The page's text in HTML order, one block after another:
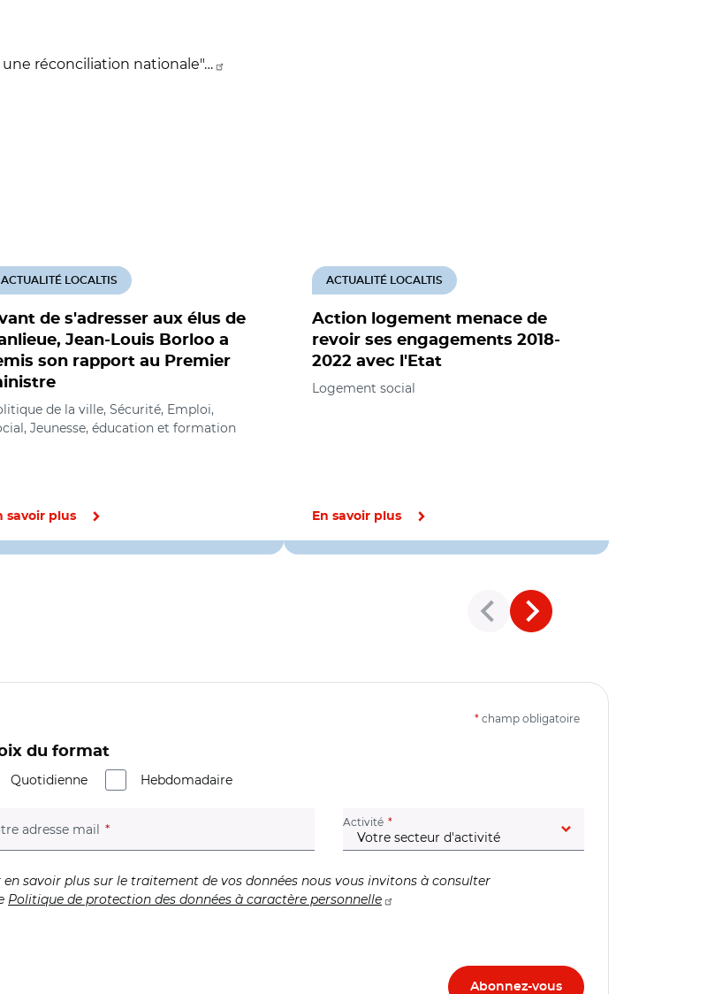
réconciliation nationale"…
de s'adresser aux élus de
Jean-Louis Borloo a
son rapport au Premier
ACTUALITÉ LOCALTIS
de la ville, Sécurité, Emploi,
Jeunesse, éducation et formation
savoir plus
Action logement menace de
revoir ses engagements 2018-
2022 avec l'Etat
ACTUALITÉ LOCALTIS
Logement social
En savoir plus
* champ obligatoire
du format
Quotidienne
Hebdomadaire
adresse mail (champ obligatoire) Activité (champ obligatoire)
en savoir plus sur le traitement de vos données nous vous invitons à consulter
Politique de protection des données à caractère personnelle